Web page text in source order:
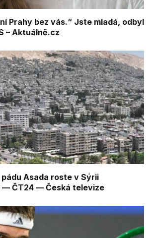
Prahy bez vás.“ Jste mladá, odbyl
– Aktuálně.cz
pádu Asada roste v Sýrii
— ČT24 — Česká televize